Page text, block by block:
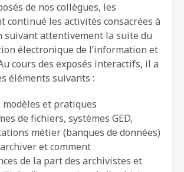
de nos collègues, les
continué les activités consacrées à
suivant attentivement la suite du
électronique de l’information et
cours des exposés interactifs, il a
éléments suivants :
modèles et pratiques
de fichiers, systèmes GED,
métier (banques de données)
et comment
de la part des archivistes et